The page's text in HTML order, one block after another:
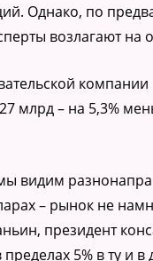
Однако, по
возлагают на
млрд – на 5,3%
видим
– рынок не
президент
5% в ту и